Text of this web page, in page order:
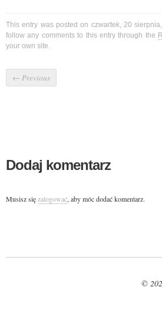
This entry was posted on czwartek, 20
follow any comments to this entry through the
your own site.
← Previous
Dodaj komentarz
Musisz sięzalogować, aby móc dodać komentarz.
©